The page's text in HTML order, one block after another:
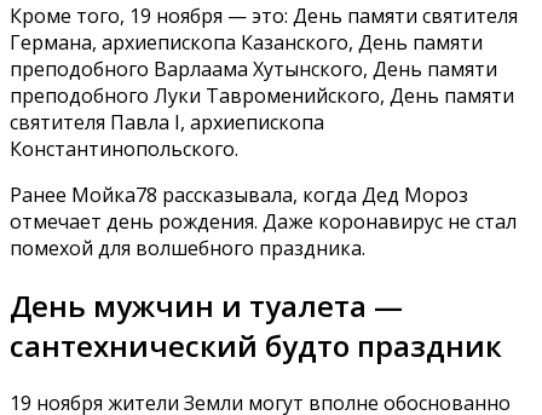
Кроме того, 19 ноября — это: День памяти святителя
Германа, архиепископа Казанского, День памяти
преподобного Варлаама Хутынского, День памяти
преподобного Луки Тавроменийского, День памяти
святителя Павла I, архиепископа
Константинопольского.
Ранее Мойка78 рассказывала, когда Дед Мороз
отмечает день рождения. Даже коронавирус не стал
помехой для волшебного праздника.
День мужчин и туалета —
сантехнический будто праздник
19 ноября жители Земли могут вполне обоснованно